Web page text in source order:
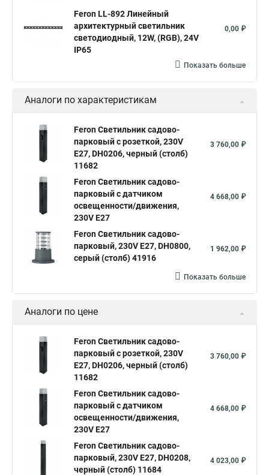
Feron LL-892 Линейный
архитектурный светильник
светодиодный, 12W, (RGB), 24V
IP65
0,00 ₽
Показать больше
Аналоги по характеристикам
Feron Светильник садово-
парковый с розеткой, 230V
E27, DH0206, черный (столб)
11682
3 760,00 ₽
Feron Светильник садово-
парковый с датчиком
освещенности/движения,
230V E27
4 668,00 ₽
Feron Светильник садово-
парковый, 230V E27, DH0800,
серый (столб) 41916
1 962,00 ₽
Показать больше
Аналоги по цене
Feron Светильник садово-
парковый с розеткой, 230V
E27, DH0206, черный (столб)
11682
3 760,00 ₽
Feron Светильник садово-
парковый с датчиком
освещенности/движения,
230V E27
4 668,00 ₽
Feron Светильник садово-
парковый, 230V E27, DH0208,
черный (столб) 11684
4 023,00 ₽